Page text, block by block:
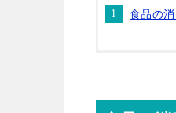
食品の